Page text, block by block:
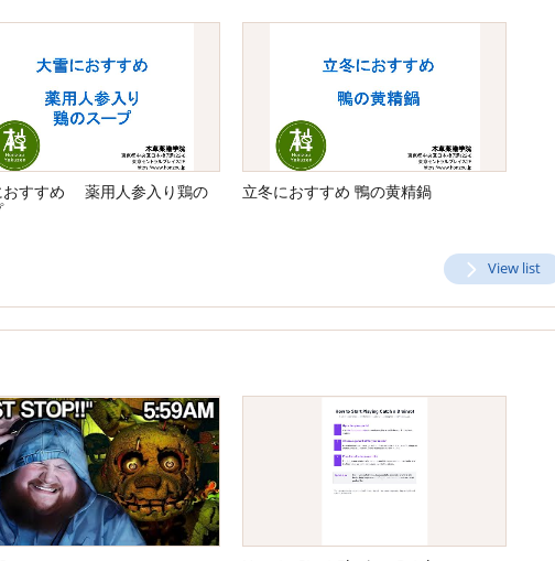
おすすめ 薬用人参入り鶏の
立冬におすすめ 鴨の黄精鍋
View list